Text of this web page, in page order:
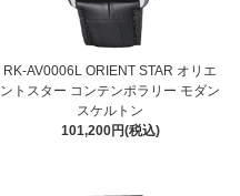
RK-AV0006L ORIENT STAR オリエ
ントスター コンテンポラリー モダン
スケルトン
101,200円(税込)